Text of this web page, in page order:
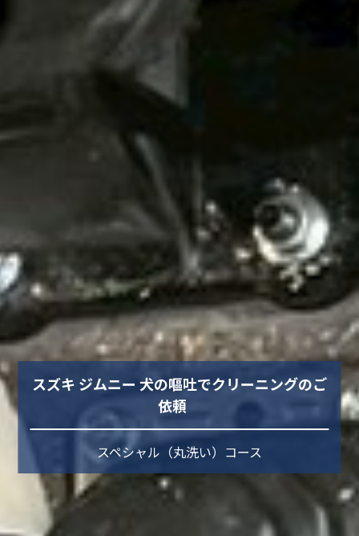
スズキ ジムニー 犬の嘔吐でクリーニングのご
依頼
スペシャル（丸洗い）コース